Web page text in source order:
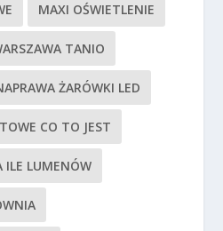
MAXI OŚWIETLENIE
TANIO
ŻARÓWKI LED
CO TO JEST
ILE LUMENÓW